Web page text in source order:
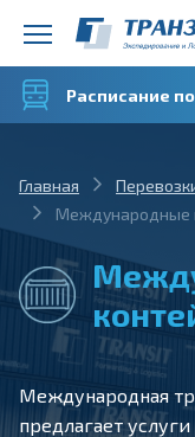
Расписание
Главная
Международные
Международная
предлагает